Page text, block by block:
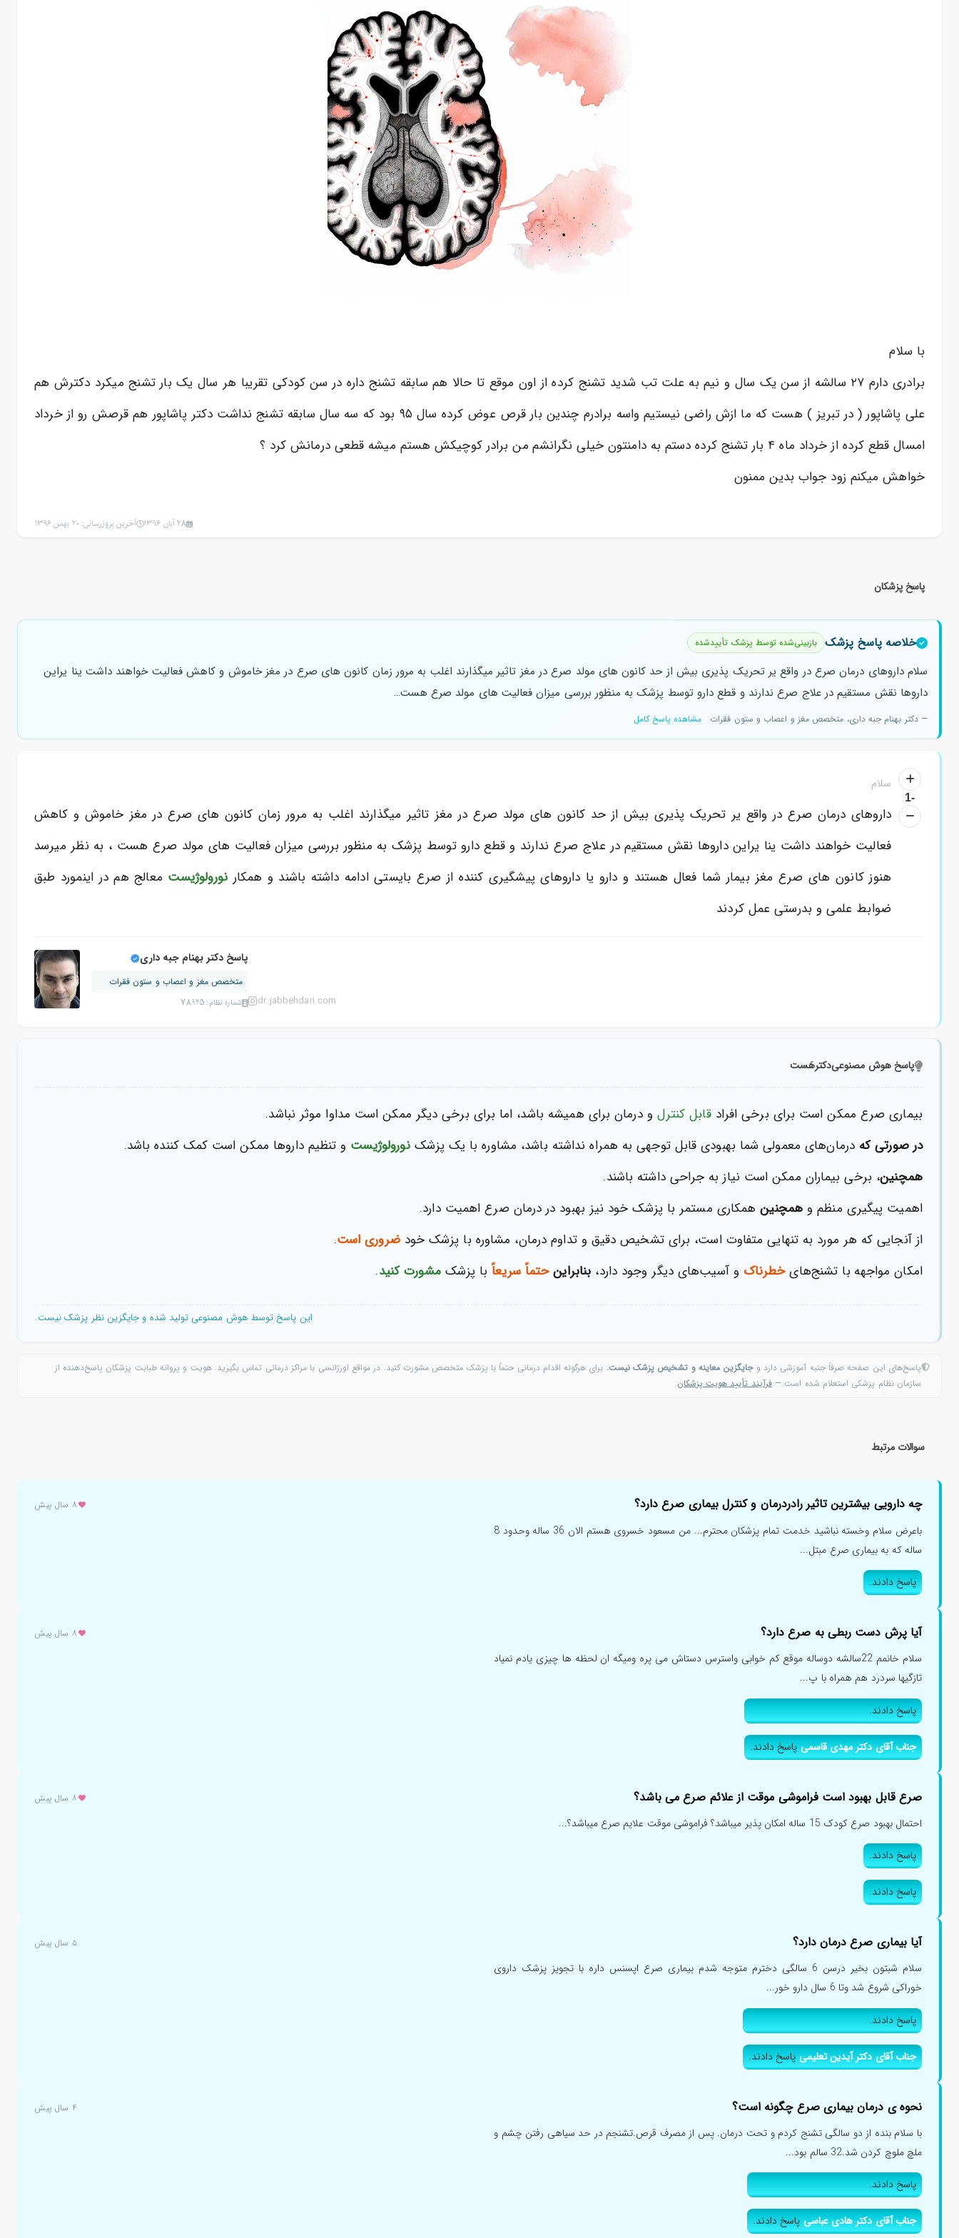
با سلام
برادری دارم ۲۷ سالشه از سن یک سال و نیم به علت تب شدید تشنج کرده از اون موقع تا حالا هم سابقه تشنج داره در سن کودکی تقریبا هر سال یک بار تشنج میکرد دکترش هم
علی پاشاپور ( در تبریز ) هست که ما ازش راضی نیستیم واسه برادرم چندین بار قرص عوض کرده سال ۹۵ بود که سه سال سابقه تشنج نداشت دکتر پاشاپور هم قرصش رو از خرداد
امسال قطع کرده از خرداد ماه ۴ بار تشنج کرده دستم به دامنتون خیلی نگرانشم من برادر کوچیکش هستم میشه قطعی درمانش کرد ؟
خواهش میکنم زود جواب بدین ممنون
28 آبان 1396 آخرین بروزرسانی: 20 بهمن 1396
پاسخ پزشکان
خلاصه پاسخ پزشک بازبینی‌شده توسط پزشک تأییدشده
سلام داروهای درمان صرع در واقع یر تحریک پذیری بیش از حد کانون های مولد صرع در مغز تاثیر میگذارند اغلب به مرور زمان کانون های صرع در مغز خاموش و کاهش فعالیت خواهند داشت ینا یراین
داروها نقش مستقیم در علاج صرع ندارند و قطع دارو توسط پزشک به منظور بررسی میزان فعالیت های مولد صرع هست…
— دکتر بهنام جبه داری، متخصص مغز و اعصاب و ستون فقرات مشاهده پاسخ کامل
-1
سلام
داروهای درمان صرع در واقع یر تحریک پذیری بیش از حد کانون های مولد صرع در مغز تاثیر میگذارند اغلب به مرور زمان کانون های صرع در مغز خاموش و کاهش
فعالیت خواهند داشت ینا یراین داروها نقش مستقیم در علاج صرع ندارند و قطع دارو توسط پزشک به منظور بررسی میزان فعالیت های مولد صرع هست ، به نظر میرسد
هنوز کانون های صرع مغز بیمار شما فعال هستند و دارو یا داروهای پیشگیری کننده از صرع بایستی ادامه داشته باشند و همکارنورولوژیست معالج هم در اینمورد طبق
ضوابط علمی و بدرستی عمل کردند
پاسخ دکتر بهنام جبه داری
متخصص مغز و اعصاب و ستون فقرات
شماره نظام: 78925 dr.jabbehdari.com
پاسخ هوش مصنوعیدکترهَست
بیماری صرع ممکن است برای برخی افرادقابل کنترل و درمان برای همیشه باشد، اما برای برخی دیگر ممکن است مداوا موثر نباشد.
در صورتی که درمان‌های معمولی شما بهبودی قابل توجهی به همراه نداشته باشد، مشاوره با یک پزشکنورولوژیست و تنظیم داروها ممکن است کمک کننده باشد.
همچنین، برخی بیماران ممکن است نیاز به جراحی داشته باشند.
اهمیت پیگیری منظم و همچنینهمکاری مستمر با پزشک خود نیز بهبود در درمان صرع اهمیت دارد.
از آنجایی که هر مورد به تنهایی متفاوت است، برای تشخیص دقیق و تداوم درمان، مشاوره با پزشک خودضروری است.
امکان مواجهه با تشنج‌هایخطرناک و آسیب‌های دیگر وجود دارد، بنابراین حتماً سریعاًبا پزشکمشورت کنید.
این پاسخ توسط هوش مصنوعی تولید شده و جایگزین نظر پزشک نیست.
پاسخ‌های این صفحه صرفاً جنبه آموزشی دارد وجایگزین معاینه و تشخیص پزشک نیست. برای هرگونه اقدام درمانی حتماً با پزشک متخصص مشورت کنید. در مواقع اورژانسی با مراکز درمانی تماس بگیرید. هویت و پروانه طبابت پزشکان پاسخ‌دهنده از
سازمان نظام پزشکی استعلام شده است —فرآیند تأیید هویت پزشکان.
سوالات مرتبط
چه دارویی بیشترین تاثیر رادردرمان و کنترل بیماری صرع دارد؟ ۸ سال پیش
باعرض سلام وخسته نباشید خدمت تمام پزشکان محترم... من مسعود خسروی هستم الان 36 ساله وحدود 8
ساله که به بیماری صرع مبتل...
پاسخ دادند.
آیا پرش دست ربطی به صرع دارد؟ ۸ سال پیش
سلام خانمم 22سالشه دوساله موقع کم خوابی واسترس دستاش می پره ومیگه ان لحظه ها چیزی یادم نمیاد
تازگیها سردرد هم همراه با پ...
پاسخ دادند.
جناب آقای دکتر مهدی قاسمیپاسخ دادند.
صرع قابل بهبود است فراموشی موقت از علائم صرع می باشد؟ ۸ سال پیش
احتمال بهبود صرع کودک 15 ساله امکان پذیر میباشد؟ فراموشی موقت علایم صرع میباشد؟...
پاسخ دادند.
پاسخ دادند.
آیا بیماری صرع درمان دارد؟ ۵ سال پیش
سلام شبتون بخیر درسن 6 سالگی دخترم متوجه شدم بیماری صرع اپسنس داره با تجویز پزشک داروی
خوراکی شروع شد وتا 6 سال دارو خور...
پاسخ دادند.
جناب آقای دکتر آیدین تعلیمیپاسخ دادند.
نحوه ی درمان بیماری صرع چگونه است؟ ۴ سال پیش
با سلام بنده از دو سالگی تشنج کردم و تحت درمان. پس از مصرف قرص.تشنجم در حد سیاهی رفتن چشم و
ملچ ملوچ کردن شد.32 سالم بود...
پاسخ دادند.
جناب آقای دکتر هادی عباسیپاسخ دادند.